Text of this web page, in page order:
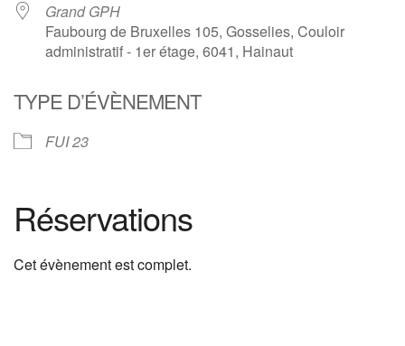
Grand GPH
Faubourg de Bruxelles 105, Gosselies, Couloir
administratif - 1er étage, 6041, Hainaut
TYPE D’ÉVÈNEMENT
FUI 23
Réservations
Cet évènement est complet.